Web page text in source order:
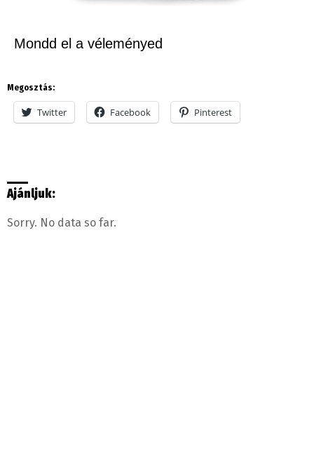
Mondd el a véleményed
Megosztás:
Twitter Facebook Pinterest
Ajánljuk:
Sorry. No data so far.